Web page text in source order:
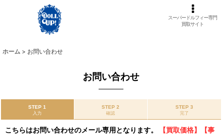
スーパードルフィー専門
買取サイト
ホーム > お問い合わせ
お問い合わせ
STEP 1
入力
STEP 2
確認
STEP 3
完了
こちらはお問い合わせのメール専用となります。
【買取価格】【事